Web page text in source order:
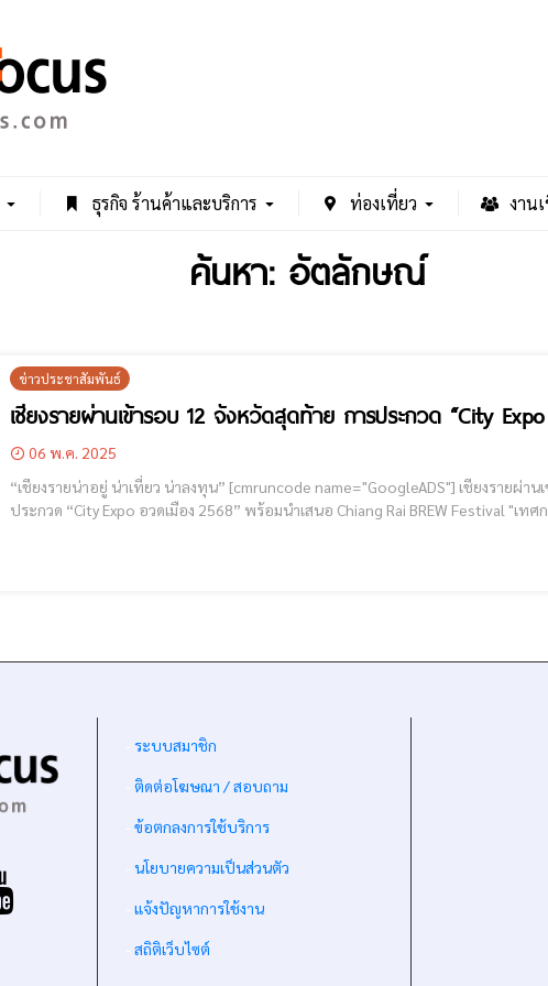
ธุรกิจ ร้านค้าและบริการ ท่องเที่ยว งาน
ค้นหา: อัตลักษณ์
ข่าวประชาสัมพันธ์
เชียงรายผ่านเข้ารอบ 12 จังหวัดสุดท้าย การประกวด “City
06 พ.ค. 2025
“เชียงรายน่าอยู่ น่าเที่ยว น่าลงทุน” [cmruncode name="GoogleADS"] เชียงรายผ่านเข้ารอบ 12 จังหวัดสุดท้าย จาก 51 จังหวัดทั่วประเทศ ในการ
ประกวด “City Expo อวดเมือง 2568” พร้อมนำเสนอ Chiang Rai BREW Festival
ระบบสมาชิก
ติดต่อโฆษณา / สอบถาม
ข้อตกลงการใช้บริการ
นโยบายความเป็นส่วนตัว
แจ้งปัญหาการใช้งาน
สถิติเว็บไซต์